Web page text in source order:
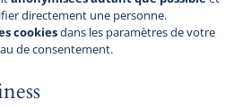
directement une personne.
cookiesdans les paramètres de votre
de consentement.